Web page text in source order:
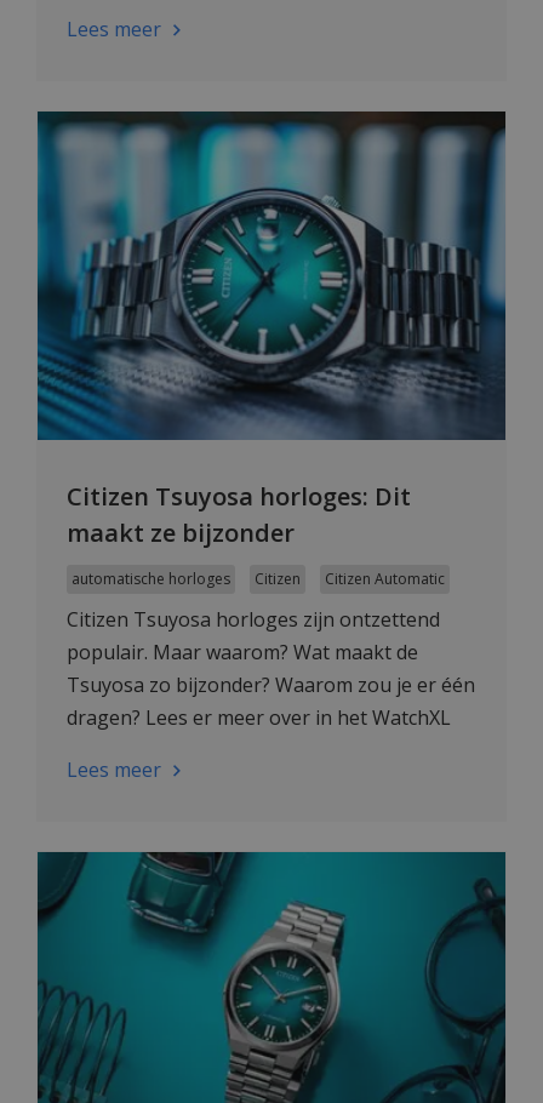
Lees meer
Citizen Tsuyosa horloges: Dit
maakt ze bijzonder
automatische horloges Citizen Citizen Automatic
Citizen Tsuyosa horloges zijn ontzettend
populair. Maar waarom? Wat maakt de
Tsuyosa zo bijzonder? Waarom zou je er één
dragen? Lees er meer over in het WatchXL
Lees meer